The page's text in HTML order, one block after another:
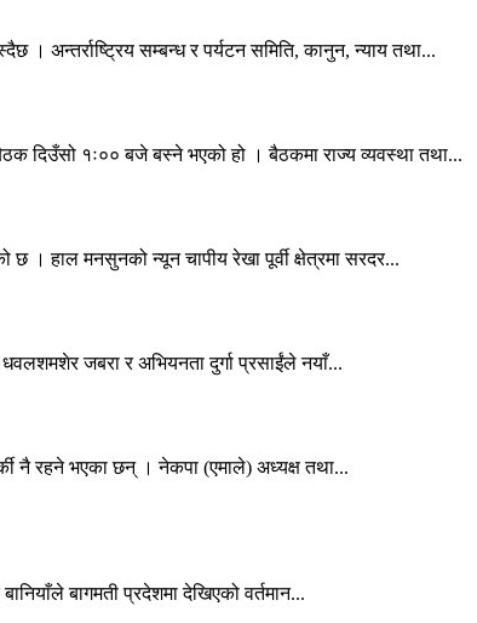
अन्तर्राष्ट्रिय सम्बन्ध र पर्यटन समिति, कानुन, न्याय तथा...
दिउँसो १ः०० बजे बस्ने भएको हो । बैठकमा राज्य व्यवस्था तथा...
। हाल मनसुनको न्यून चापीय रेखा पूर्वी क्षेत्रमा सरदर...
धवलशमशेर जबरा र अभियनता दुर्गा प्रसाईंले नयाँ...
नै रहने भएका छन् । नेकपा (एमाले) अध्यक्ष तथा...
बागमती प्रदेशमा देखिएको वर्तमान...